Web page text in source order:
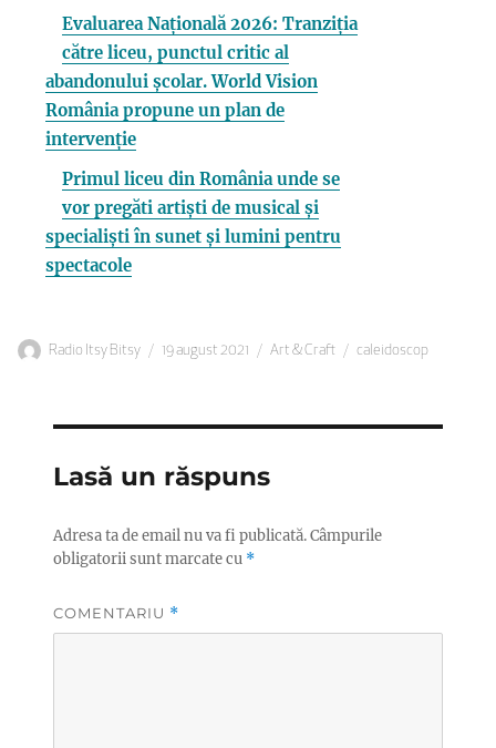
Evaluarea Națională 2026: Tranziția
către liceu, punctul critic al
abandonului școlar. World Vision
România propune un plan de
intervenție
Primul liceu din România unde se
vor pregăti artiști de musical și
specialiști în sunet și lumini pentru
spectacole
Autor
Radio Itsy Bitsy
Publicat
19 august 2021 Categorii
Art & Craft Etichete
caleidoscop
Lasă un răspuns
Adresa ta de email nu va fi publicată.Câmpurile
obligatorii sunt marcate cu *
COMENTARIU *